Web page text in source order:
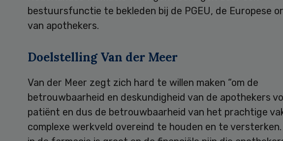
bestuursfunctie te bekleden bij de PGEU, de Europese
van apothekers.
Doelstelling Van der Meer
Van der Meer zegt zich hard te willen maken “om de
betrouwbaarheid en deskundigheid van de apothekers
patiënt en dus de betrouwbaarheid van het prachtige
complexe werkveld overeind te houden en te versterken.